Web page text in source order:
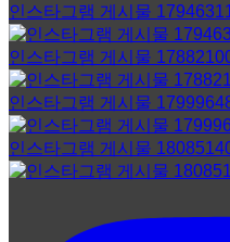
인스타그램 게시물
인스타그램 게시물
인스타그램 게시물
인스타그램 게시물